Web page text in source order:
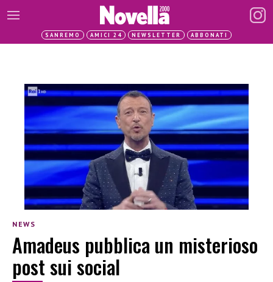
SANREMO AMICI 24 NEWSLETTER ABBONATI
NEWS
Amadeus pubblica un misterioso
post sui social